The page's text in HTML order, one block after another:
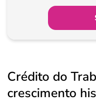
Crédito do
crescimento